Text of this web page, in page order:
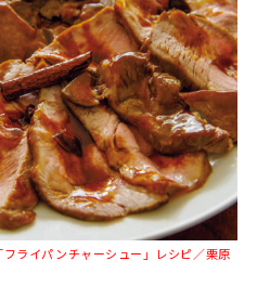
ライパンチャーシュー」レシピ／栗原